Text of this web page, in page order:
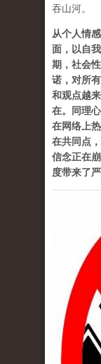
吞山河。
从个人情
面，以自
期，社会
诺，对所
和观点越
在。同理
在网络上
在共同点
信念正在崩
度带来了